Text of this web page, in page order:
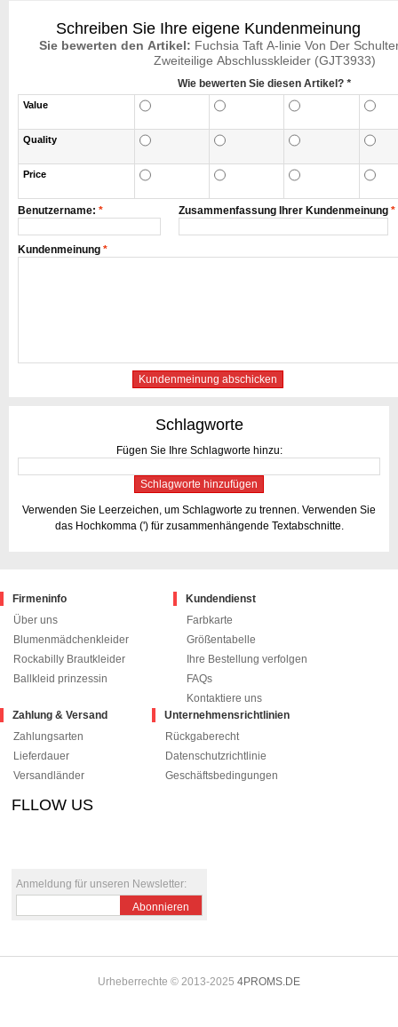
Schreiben Sie Ihre eigene Kundenmeinung
Sie bewerten den Artikel: Fuchsia Taft A-linie Von Der
Zweiteilige Abschlusskleider (GJT3933)
Wie bewerten Sie diesen Artikel? *
Value
Quality
Price
*
Benutzername: *
Zusammenfassung Ihrer Kundenmeinung
*
Kundenmeinung
Kundenmeinung abschicken
Schlagworte
Fügen Sie Ihre Schlagworte hinzu:
Schlagworte hinzufügen
Verwenden Sie Leerzeichen, um Schlagworte zu trennen. Verwenden Sie
das Hochkomma (') für zusammenhängende Textabschnitte.
Firmeninfo
Über uns
Blumenmädchenkleider
Rockabilly Brautkleider
Ballkleid prinzessin
Kundendienst
Farbkarte
Größentabelle
Ihre Bestellung verfolgen
FAQs
Kontaktiere uns
Zahlung & Versand
Zahlungsarten
Lieferdauer
Versandländer
Unternehmensrichtlinien
Rückgaberecht
Datenschutzrichtlinie
Geschäftsbedingungen
FLLOW US
Anmeldung für unseren Newsletter:
Abonnieren
Urheberrechte © 2013-2025 4PROMS.DE